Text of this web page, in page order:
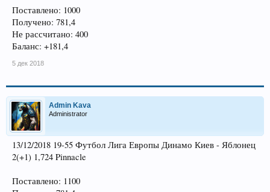
Поставлено: 1000
Получено: 781,4
Не рассчитано: 400
Баланс: +181,4
5 дек 2018
Admin Kava
Administrator
13/12/2018 19-55 Футбол Лига Европы Динамо Киев - Яблонец
2(+1) 1,724 Pinnacle
Поставлено: 1100